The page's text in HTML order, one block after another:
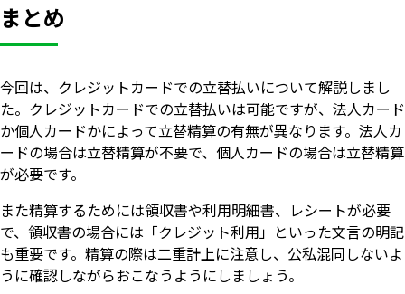
まとめ
今回は、クレジットカードでの立替払いについて解説しまし
た。クレジットカードでの立替払いは可能ですが、法人カード
か個人カードかによって立替精算の有無が異なります。法人カ
ードの場合は立替精算が不要で、個人カードの場合は立替精算
が必要です。
また精算するためには領収書や利用明細書、レシートが必要
で、領収書の場合には「クレジット利用」といった文言の明記
も重要です。精算の際は二重計上に注意し、公私混同しないよ
うに確認しながらおこなうようにしましょう。